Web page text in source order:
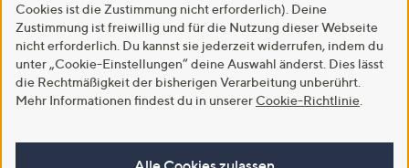
Cookies ist die Zustimmung nicht erforderlich). Deine
Zustimmung ist freiwillig und für die Nutzung dieser Webseite
nicht erforderlich. Du kannst sie jederzeit widerrufen, indem du
unter „Cookie-Einstellungen“ deine Auswahl änderst. Dies lässt
die Rechtmäßigkeit der bisherigen Verarbeitung unberührt.
Mehr Informationen findest du in unserer Cookie-Richtlinie